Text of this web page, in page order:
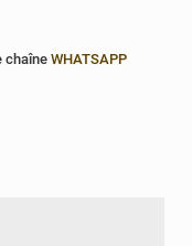
chaîne WHATSAPP